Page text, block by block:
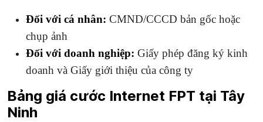
Đối với cá nhân: CMND/CCCD bản gốc hoặc
chụp ảnh
Đối với doanh nghiệp: Giấy phép đăng ký kinh
doanh và Giấy giới thiệu của công ty
Bảng giá cước Internet FPT tại Tây
Ninh